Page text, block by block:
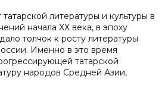
татарской литературы и культуры в
начала XX века, в эпоху
толчок к росту литературы
Именно в это время
татарской
народов Средней Азии,